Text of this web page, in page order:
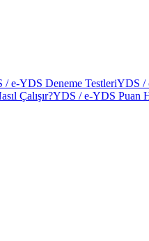
/ e-YDS Deneme TestleriYDS /
Çalışır?YDS / e-YDS Puan